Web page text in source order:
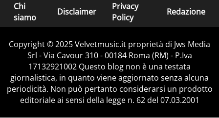
Chi
siamo
Disclaimer
Privacy
Policy
Redazione
Copyright © 2025 Velvetmusic.it proprietà di Jws Media
Srl - Via Cavour 310 - 00184 Roma (RM) - P.Iva
17132921002 Questo blog non è una testata
giornalistica, in quanto viene aggiornato senza alcuna
periodicità. Non può pertanto considerarsi un prodotto
editoriale ai sensi della legge n. 62 del 07.03.2001